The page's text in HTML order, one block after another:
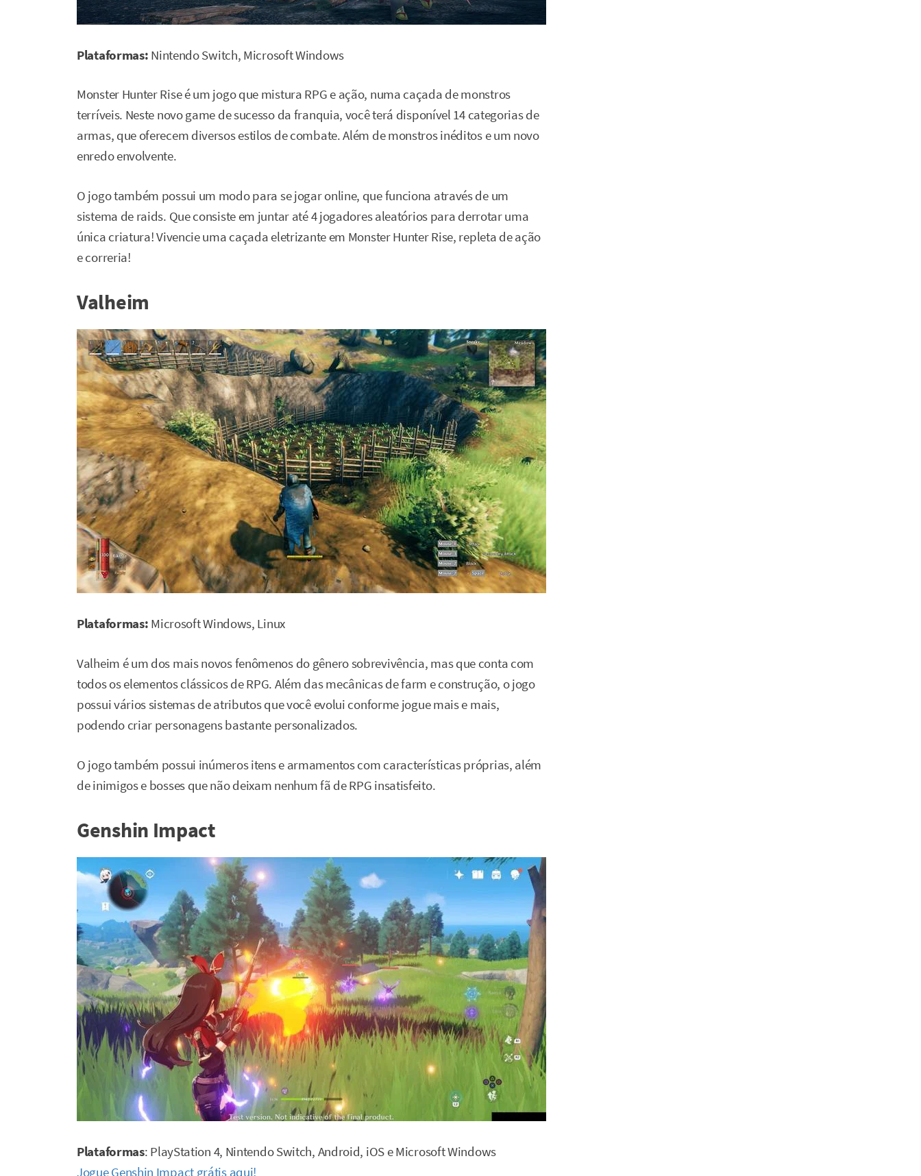
Plataformas: Nintendo Switch, Microsoft Windows
Monster Hunter Rise é um jogo que mistura RPG e ação, numa caçada de monstros
terríveis. Neste novo game de sucesso da franquia, você terá disponível 14 categorias de
armas, que oferecem diversos estilos de combate. Além de monstros inéditos e um novo
enredo envolvente.
O jogo também possui um modo para se jogar online, que funciona através de um
sistema de raids. Que consiste em juntar até 4 jogadores aleatórios para derrotar uma
única criatura! Vivencie uma caçada eletrizante em Monster Hunter Rise, repleta de ação
e correria!
Valheim
Plataformas: Microsoft Windows, Linux
Valheim é um dos mais novos fenômenos do gênero sobrevivência, mas que conta com
todos os elementos clássicos de RPG. Além das mecânicas de farm e construção, o jogo
possui vários sistemas de atributos que você evolui conforme jogue mais e mais,
podendo criar personagens bastante personalizados.
O jogo também possui inúmeros itens e armamentos com características próprias, além
de inimigos e bosses que não deixam nenhum fã de RPG insatisfeito.
Genshin Impact
Plataformas: PlayStation 4, Nintendo Switch, Android, iOS e Microsoft Windows
Jogue Genshin Impact grátis aqui!